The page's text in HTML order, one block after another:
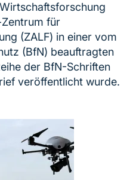
für
(ZALF) in einer vom
(BfN) beauftragten
der BfN-Schriften
veröffentlicht wurde.